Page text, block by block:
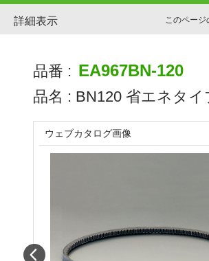
詳細表示 このページ
品番 : EA967BN-120
品名 : BN120 省エネタイ
ウェブカタログ画像